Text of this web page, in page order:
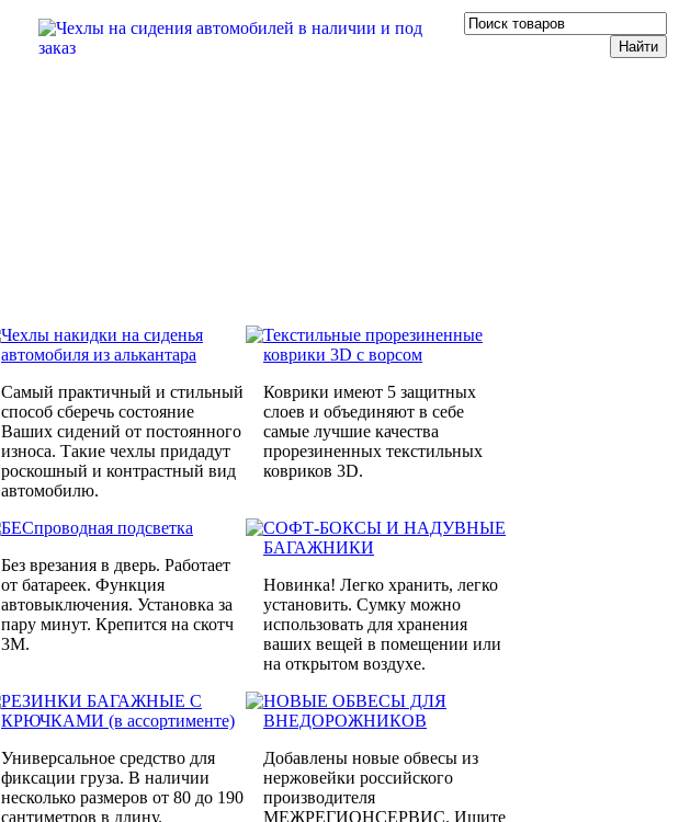
Чехлы накидки на сиденья
автомобиля из алькантара
Самый практичный и стильный
способ сберечь состояние
Ваших сидений от постоянного
износа. Такие чехлы придадут
роскошный и контрастный вид
автомобилю.
Текстильные прорезиненные
коврики 3D с ворсом
Коврики имеют 5 защитных
слоев и объединяют в себе
самые лучшие качества
прорезиненных текстильных
ковриков 3D.
БЕСпроводная подсветка
Без врезания в дверь. Работает
от батареек. Функция
автовыключения. Установка за
пару минут. Крепится на скотч
3M.
СОФТ-БОКСЫ И НАДУВНЫЕ
БАГАЖНИКИ
Новинка! Легко хранить, легко
установить. Сумку можно
использовать для хранения
ваших вещей в помещении или
на открытом воздухе.
РЕЗИНКИ БАГАЖНЫЕ С
КРЮЧКАМИ (в ассортименте)
Универсальное средство для
фиксации груза. В наличии
несколько размеров от 80 до 190
сантиметров в длину.
НОВЫЕ ОБВЕСЫ ДЛЯ
ВНЕДОРОЖНИКОВ
Добавлены новые обвесы из
нержовейки российского
производителя
МЕЖРЕГИОНСЕРВИС. Ищите